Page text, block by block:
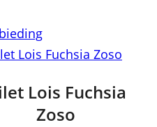
Product
in
uitverkoop
Lois Fuchsia
Zoso